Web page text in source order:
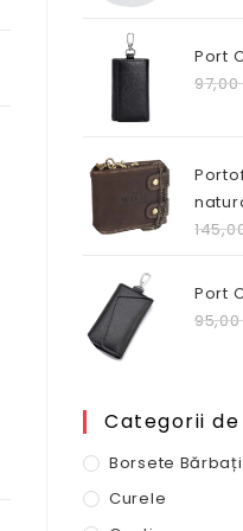
Port
97,00
Port
Categorii
Borsete Bărbați
Curele